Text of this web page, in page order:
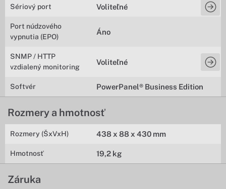
Sériový port Voliteľné
Port núdzového
vypnutia (EPO)
Áno
SNMP / HTTP
vzdialený monitoring
Voliteľné
Softvér PowerPanel® Business Edition
Rozmery a hmotnosť
Rozmery (ŠxVxH) 438 x 88 x 430 mm
Hmotnosť 19,2 kg
Záruka